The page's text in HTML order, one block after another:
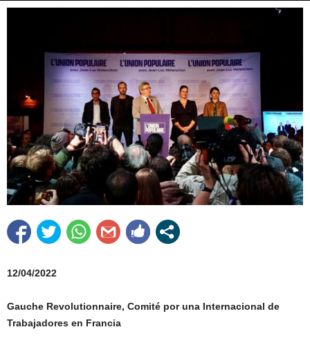
12/04/2022
Gauche Revolutionnaire, Comité por una Internacional de
Trabajadores en Francia